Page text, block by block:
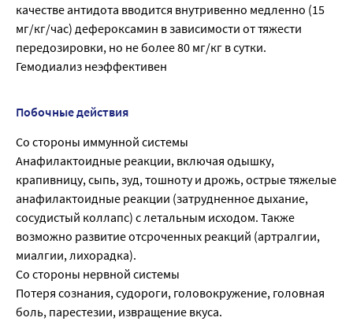
качестве антидота вводится внутривенно медленно (15
мг/кг/час) дефероксамин в зависимости от тяжести
передозировки, но не более 80 мг/кг в сутки.
Гемодиализ неэффективен
Побочные действия
Со стороны иммунной системы
Анафилактоидные реакции, включая одышку,
крапивницу, сыпь, зуд, тошноту и дрожь, острые тяжелые
анафилактоидные реакции (затрудненное дыхание,
сосудистый коллапс) с летальным исходом. Также
возможно развитие отсроченных реакций (артралгии,
миалгии, лихорадка).
Со стороны нервной системы
Потеря сознания, судороги, головокружение, головная
боль, парестезии, извращение вкуса.